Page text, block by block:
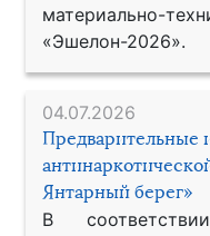
материально-
«Эшелон-2026».
04.07.2026
Предварительные
Янтарный берег»
В